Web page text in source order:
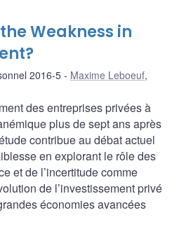
Weakness in
2016-5 Maxime Leboeuf,
des entreprises privées à
plus de sept ans après
contribue au débat actuel
en explorant le rôle des
et de l’incertitude comme
de l’investissement privé
économies avancées